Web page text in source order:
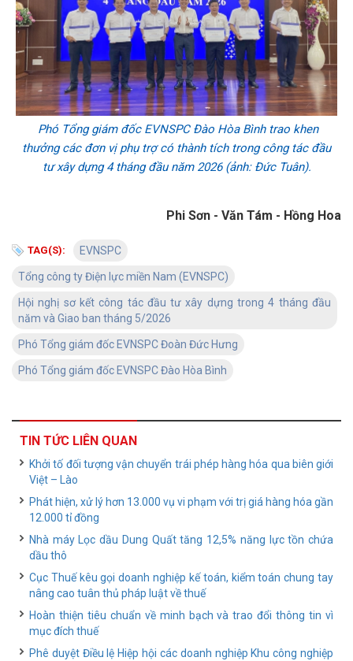
Phó Tổng giám đốc EVNSPC Đào Hòa Bình trao khen
thưởng các đơn vị phụ trợ có thành tích trong công tác đầu
tư xây dựng 4 tháng đầu năm 2026 (ảnh: Đức Tuân).
Phi Sơn - Văn Tám - Hồng Hoa
TAG(S): EVNSPC
Tổng công ty Điện lực miền Nam (EVNSPC)
Hội nghị sơ kết công tác đầu tư xây dựng trong 4 tháng đầu
năm và Giao ban tháng 5/2026
Phó Tổng giám đốc EVNSPC Đoàn Đức Hưng
Phó Tổng giám đốc EVNSPC Đào Hòa Bình
TIN TỨC LIÊN QUAN
Khởi tố đối tượng vận chuyển trái phép hàng hóa qua biên giới
Việt – Lào
Phát hiện, xử lý hơn 13.000 vụ vi phạm với trị giá hàng hóa gần
12.000 tỉ đồng
Nhà máy Lọc dầu Dung Quất tăng 12,5% năng lực tồn chứa
dầu thô
Cục Thuế kêu gọi doanh nghiệp kế toán, kiểm toán chung tay
nâng cao tuân thủ pháp luật về thuế
Hoàn thiện tiêu chuẩn về minh bạch và trao đổi thông tin vì
mục đích thuế
Phê duyệt Điều lệ Hiệp hội các doanh nghiệp Khu công nghiệp